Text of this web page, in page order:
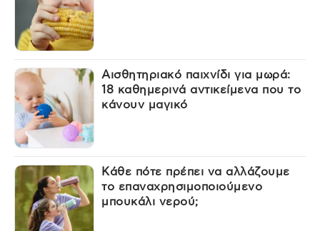
Αισθητηριακό παιχνίδι για μωρά:
18 καθημερινά αντικείμενα που το
κάνουν μαγικό
Κάθε πότε πρέπει να αλλάζουμε
το επαναχρησιμοποιούμενο
μπουκάλι νερού;